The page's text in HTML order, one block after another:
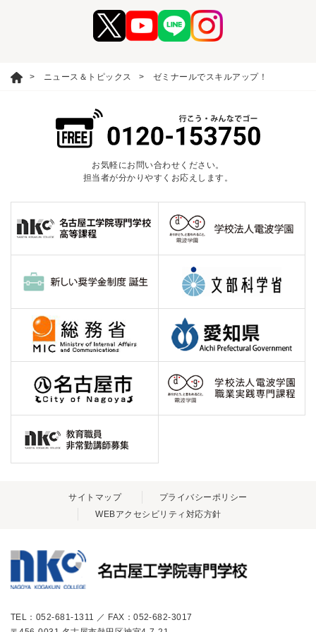
ニュース＆トピックス ゼミナールでスキルアップ！
お気軽にお問い合わせください。
担当者が分かりやすくお応えします。
サイトマップ
プライバシーポリシー
WEBアクセシビリティ対応方針
TEL：052-681-1311 ／ FAX：052-682-3017